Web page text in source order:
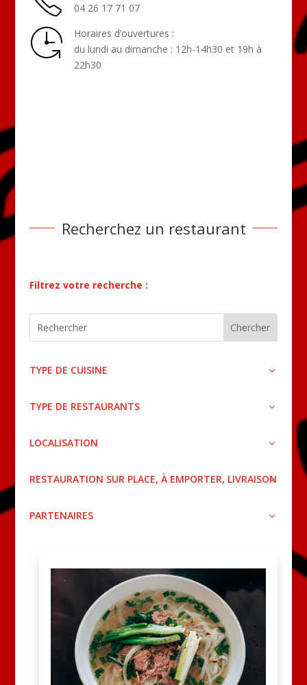
04 26 17 71 07
Horaires d’ouvertures :
du lundi au dimanche : 12h-14h30 et 19h à
22h30
Recherchez un restaurant
Filtrez votre recherche :
TYPE DE CUISINE
TYPE DE RESTAURANTS
LOCALISATION
RESTAURATION SUR PLACE, À EMPORTER, LIVRAISON
PARTENAIRES